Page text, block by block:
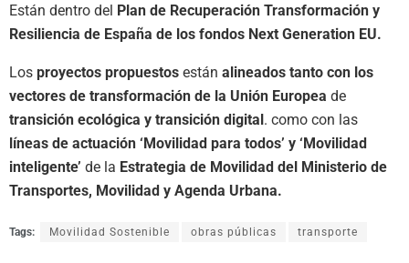
Están dentro del Plan de Recuperación Transformación y
Resiliencia de España de los fondos Next Generation EU.
Los proyectos propuestos están alineados tanto con los
vectores de transformación de la Unión Europea de
transición ecológica y transición digital. como con las
líneas de actuación ‘Movilidad para todos’ y ‘Movilidad
inteligente’ de la Estrategia de Movilidad del Ministerio de
Transportes, Movilidad y Agenda Urbana.
Tags: Movilidad Sostenible obras públicas transporte